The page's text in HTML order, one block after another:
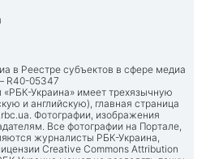
в Реестре субъектов в сфере медиа
R40-05347
Украина» имеет трехязычную
и английскую), главная страница
. Фотографии, изображения
Все фотографии на Портале,
журналисты РБК-Украина,
Creative Commons Attribution